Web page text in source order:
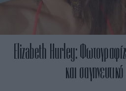
Elizabeth Hurley:
και